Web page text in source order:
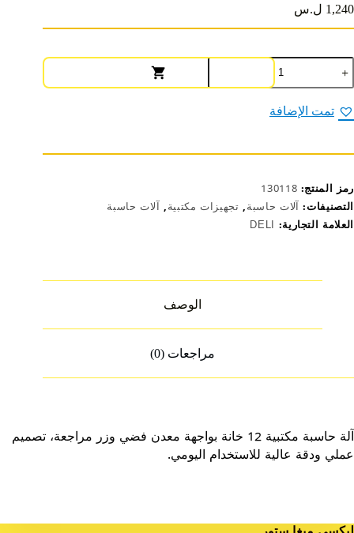
1,240 ل.س
كمية
ديلي
آلة
حاسبة
مكتبية
معدن
فضي
زر
مراجعة
تمت الإضافة
رمز المنتج: 130118
التصنيفات: آلات حاسبة, تجهيزات مكتبية, آلات حاسبة
العلامة التجارية: DELI
الوصف
مراجعات (0)
آلة حاسبة مكتبية 12 خانة بواجهة معدن فضي وزر مراجعة، تصميم
عملي ودقة عالية للاستخدام اليومي.